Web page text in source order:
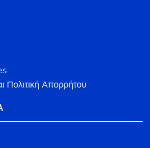
Πολιτική Απορρήτου